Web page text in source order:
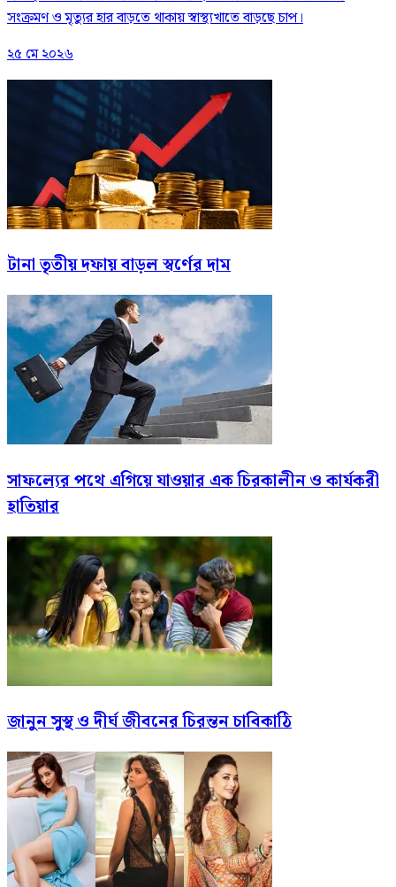
সংক্রমণ ও মৃত্যুর হার বাড়তে থাকায় স্বাস্থ্যখাতে বাড়ছে চাপ।
২৫ মে ২০২৬
টানা তৃতীয় দফায় বাড়ল স্বর্ণের দাম
সাফল্যের পথে এগিয়ে যাওয়ার এক চিরকালীন ও কার্যকরী
হাতিয়ার
জানুন সুস্থ ও দীর্ঘ জীবনের চিরন্তন চাবিকাঠি